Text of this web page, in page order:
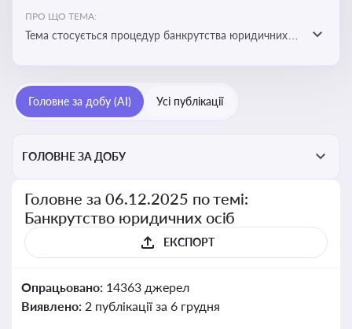
ПРО ЩО ТЕМА:
Тема стосується процедур банкрутства юридичних
Головне за добу (AI) Усі публікації
ГОЛОВНЕ ЗА ДОБУ
Головне за 06.12.2025 по темі:
Банкрутство юридичних осіб
ЕКСПОРТ
Опрацьовано: 14363 джерел
Виявлено: 2 публікації за 6 грудня